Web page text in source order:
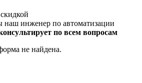
наш инженер по автоматизации
по всем вопросам
не найдена.